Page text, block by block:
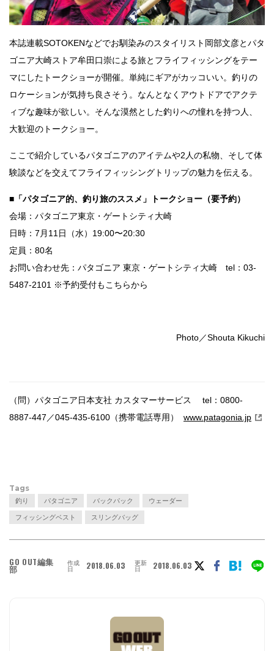
本誌連載SOTOKENなどでお馴染みのスタイリスト岡部文彦とパタ
ゴニア大崎ストア牟田口崇による旅とフライフィッシングをテー
マにしたトークショーが開催。単純にギアがカッコいい。釣りの
ロケーションが気持ち良さそう。なんとなくアウトドアでアクテ
ィブな趣味が欲しい。そんな漠然とした釣りへの憧れを持つ人、
大歓迎のトークショー。
ここで紹介しているパタゴニアのアイテムや2人の私物、そして体
験談などを交えてフライフィッシングトリップの魅力を伝える。
■ 「パタゴニア的、釣り旅のススメ」トークショー（要予約）
会場：パタゴニア東京・ゲートシティ大崎
日時：7月11日（水）19:00〜20:30
定員：80名
お問い合わせ先：パタゴニア 東京・ゲートシティ大崎 tel：03-
5487-2101 ※予約受付もこちらから
Photo／Shouta Kikuchi
（問）パタゴニア日本支社 カスタマーサービス tel：0800-
8887-447／045-435-6100（携帯電話専用） www.patagonia.jp
Tags
釣り パタゴニア バックパック ウェーダー
フィッシングベスト スリングバッグ
GO OUT編集
部
作成
日 2018.06.03 更新
日 2018.06.03